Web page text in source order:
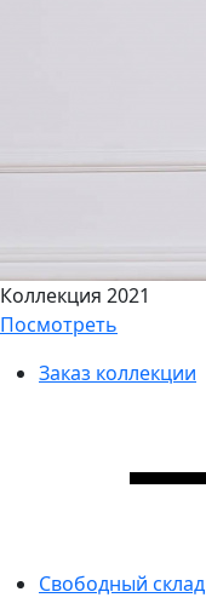
Коллекция 2021
Посмотреть
Заказ коллекции
Свободный склад